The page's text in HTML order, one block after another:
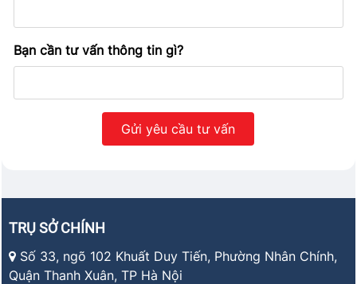
Bạn cần tư vấn thông tin gì?
TRỤ SỞ CHÍNH
Số 33, ngõ 102 Khuất Duy Tiến, Phường Nhân Chính,
Quận Thanh Xuân, TP Hà Nội